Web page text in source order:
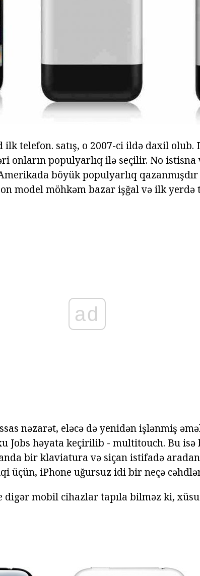
telefon. satış, o 2007-ci ildə daxil olub.
onların populyarlıq ilə seçilir. No istisna
böyük populyarlıq
model möhkəm bazar işğal və ilk
ad
nəzarət, eləcə də yenidən işlənmiş
Jobs həyata keçirilib - multitouch. Bu
bir klaviatura və siçan istifadə
üçün, iPhone uğursuz idi bir neçə
digər mobil cihazlar tapıla bilməz ki,